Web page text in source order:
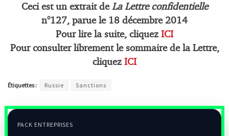
Ceci est un extrait de La Lettre confidentielle
n°127, parue le 18 décembre 2014
Pour lire la suite, cliquez ICI
Pour consulter librement le sommaire de la Lettre,
cliquez ICI
Étiquettes : Russie Sanctions
PACK ENTREPRISES